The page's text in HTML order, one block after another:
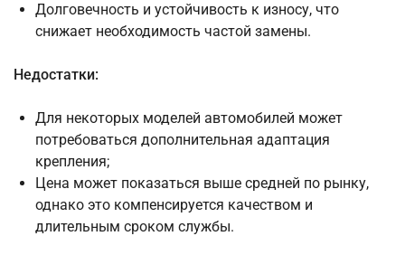
Долговечность и устойчивость к износу, что
снижает необходимость частой замены.
Недостатки:
Для некоторых моделей автомобилей может
потребоваться дополнительная адаптация
крепления;
Цена может показаться выше средней по рынку,
однако это компенсируется качеством и
длительным сроком службы.